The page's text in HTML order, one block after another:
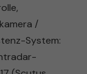
/
System: